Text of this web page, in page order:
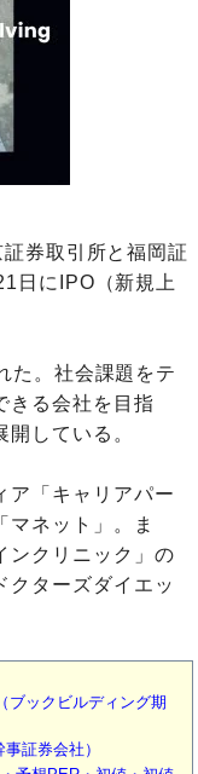
券取引所と福岡証
日にIPO（新規上
。社会課題をテ
きる会社を目指
している。
「キャリアパー
マネット」。ま
ンクリニック」の
クターズダイエッ
（ブックビルディング期
事証券会社）